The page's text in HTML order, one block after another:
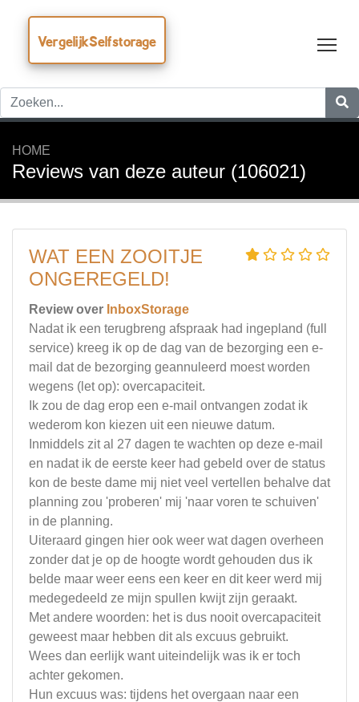
VergelijkSelfstorage
HOME
Reviews van deze auteur (106021)
WAT EEN ZOOITJE
ONGEREGELD!
Review over InboxStorage
Nadat ik een terugbreng afspraak had ingepland (full
service) kreeg ik op de dag van de bezorging een e-
mail dat de bezorging geannuleerd moest worden
wegens (let op): overcapaciteit.
Ik zou de dag erop een e-mail ontvangen zodat ik
wederom kon kiezen uit een nieuwe datum.
Inmiddels zit al 27 dagen te wachten op deze e-mail
en nadat ik de eerste keer had gebeld over de status
kon de beste dame mij niet veel vertellen behalve dat
planning zou 'proberen' mij 'naar voren te schuiven'
in de planning.
Uiteraard gingen hier ook weer wat dagen overheen
zonder dat je op de hoogte wordt gehouden dus ik
belde maar weer eens een keer en dit keer werd mij
medegedeeld ze mijn spullen kwijt zijn geraakt.
Met andere woorden: het is dus nooit overcapaciteit
geweest maar hebben dit als excuus gebruikt.
Wees dan eerlijk want uiteindelijk was ik er toch
achter gekomen.
Hun excuus was: tijdens het overgaan naar een